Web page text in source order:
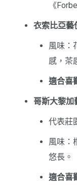
《
衣索比亞藝
風味：
感，茶
適合喜
哥斯大黎加
代表莊
風味：
悠長。
適合喜